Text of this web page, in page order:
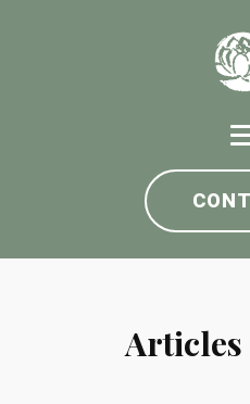
Articles